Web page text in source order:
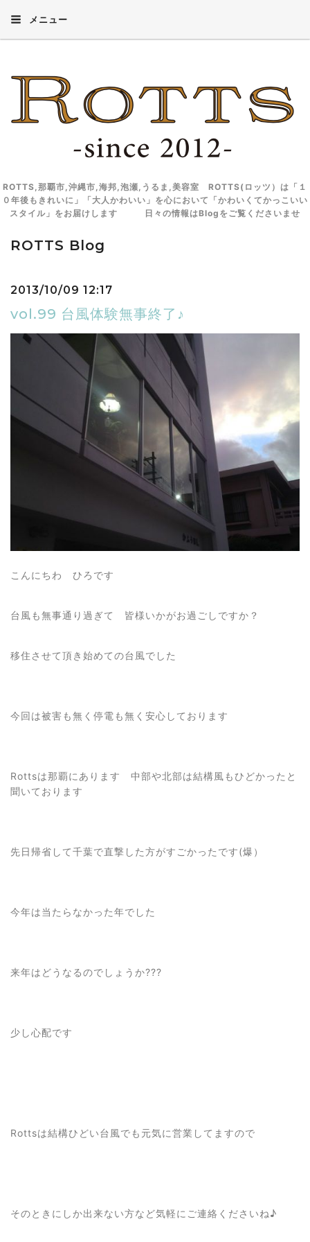
メニュー
ROTTS,那覇市,沖縄市,海邦,泡瀬,うるま,美容室 ROTTS(ロッツ）は「１
０年後もきれいに」「大人かわいい」を心において「かわいくてかっこいい
スタイル」をお届けします 日々の情報はBlogをご覧くださいませ
ROTTS Blog
2013/10/09 12:17
vol.99 台風体験無事終了♪
こんにちわ ひろです
台風も無事通り過ぎて 皆様いかがお過ごしですか？
移住させて頂き始めての台風でした
今回は被害も無く停電も無く安心しております
Rottsは那覇にあります 中部や北部は結構風もひどかったと
聞いております
先日帰省して千葉で直撃した方がすごかったです(爆）
今年は当たらなかった年でした
来年はどうなるのでしょうか???
少し心配です
Rottsは結構ひどい台風でも元気に営業してますので
そのときにしか出来ない方など気軽にご連絡くださいね♪